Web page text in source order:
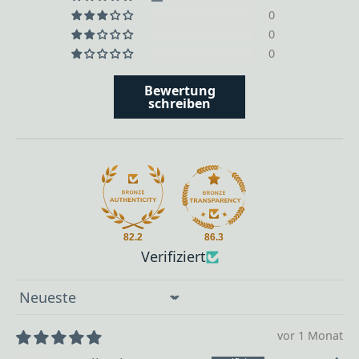
0
0
0
Bewertung
schreiben
82.2 86.3
Verifiziert
Sort by
vor 1 Monat